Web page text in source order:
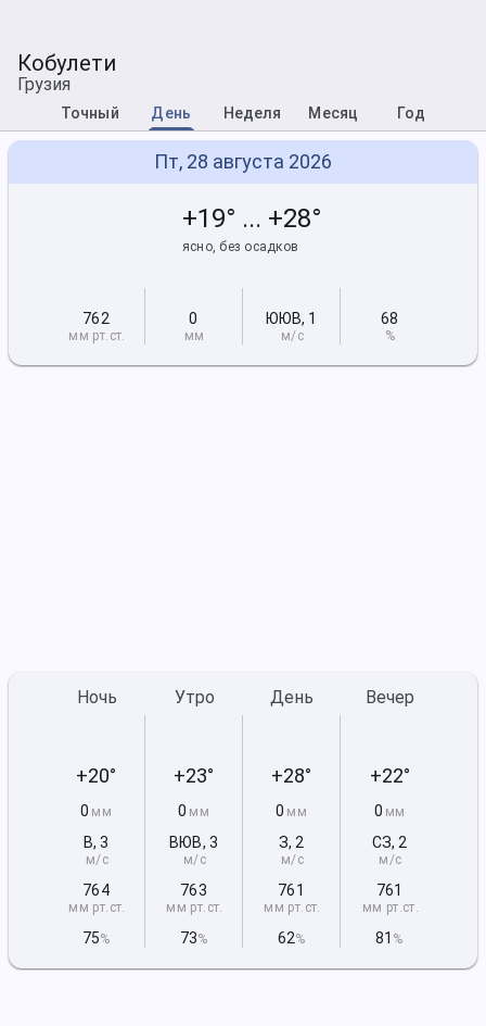
Кобулети
Грузия
Точный День Неделя Месяц Год
Пт, 28 августа 2026
+19° ... +28°
ясно, без осадков
762
мм рт.ст.
0
мм
ЮЮВ, 1
м/с
68
%
Ночь
+20°
0 мм
В,3
м/с
764
мм рт.ст.
75%
Утро
+23°
0 мм
ВЮВ, 3
м/с
763
мм рт.ст.
73%
День
+28°
0 мм
З, 2
м/с
761
мм рт.ст.
62%
Вечер
+22°
0 мм
СЗ, 2
м/с
761
мм рт.ст.
81 %